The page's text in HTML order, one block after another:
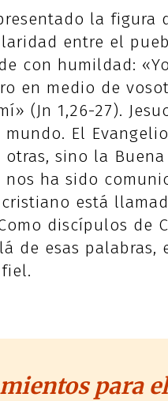
la figura
entre el
con humildad:
en medio de
(Jn 1,26-27).
El
sino la
ha sido
está
discípulos de
de esas
para